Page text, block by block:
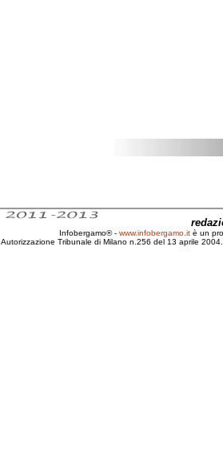
Infobergamo® - www.infobergamo.it è un
Autorizzazione Tribunale di Milano n.256 del 13 aprile